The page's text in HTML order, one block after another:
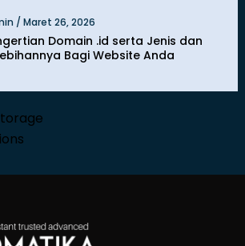
/ Maret 26, 2026
Domain .id serta Jenis dan
Bagi Website Anda